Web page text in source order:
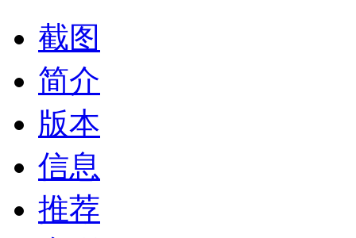
截图
简介
版本
信息
推荐